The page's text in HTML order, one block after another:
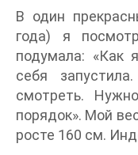
В один
года) я
подумала: «Как
себя
смотреть.
порядок». Мой
росте 160 см.